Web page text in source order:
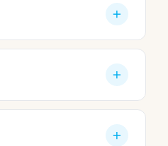
uma visão
comuns. Envia-nos